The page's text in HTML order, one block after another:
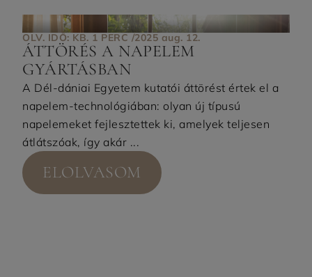
OLV. IDŐ: KB. 1 PERC /2025 aug. 12.
ÁTTÖRÉS A NAPELEM
GYÁRTÁSBAN
A Dél-dániai Egyetem kutatói áttörést értek el a
napelem-technológiában: olyan új típusú
napelemeket fejlesztettek ki, amelyek teljesen
átlátszóak, így akár ...
ELOLVASOM